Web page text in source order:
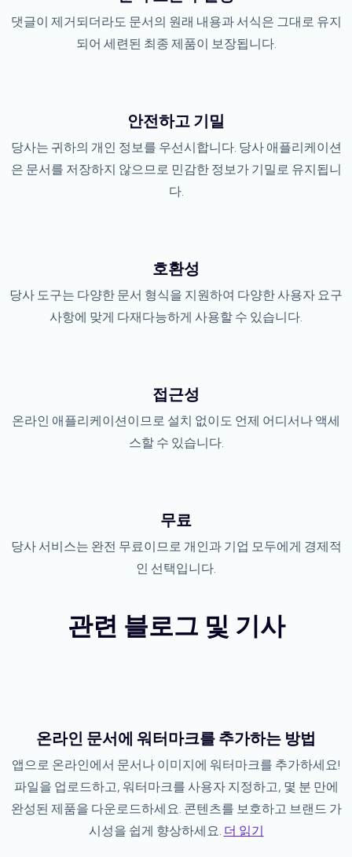
댓글이 제거되더라도 문서의 원래 내용과 서식은 그대로 유지
되어 세련된 최종 제품이 보장됩니다.
안전하고 기밀
당사는 귀하의 개인 정보를 우선시합니다. 당사 애플리케이션
은 문서를 저장하지 않으므로 민감한 정보가 기밀로 유지됩니
다.
호환성
당사 도구는 다양한 문서 형식을 지원하여 다양한 사용자 요구
사항에 맞게 다재다능하게 사용할 수 있습니다.
접근성
온라인 애플리케이션이므로 설치 없이도 언제 어디서나 액세
스할 수 있습니다.
무료
당사 서비스는 완전 무료이므로 개인과 기업 모두에게 경제적
인 선택입니다.
관련 블로그 및 기사
온라인 문서에 워터마크를 추가하는 방법
앱으로 온라인에서 문서나 이미지에 워터마크를 추가하세요!
파일을 업로드하고, 워터마크를 사용자 지정하고, 몇 분 만에
완성된 제품을 다운로드하세요. 콘텐츠를 보호하고 브랜드 가
시성을 쉽게 향상하세요. 더 읽기